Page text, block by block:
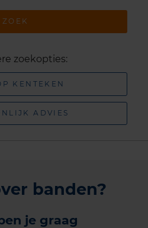
ZOEK
zoekopties:
KENTEKEN
ADVIES
banden?
je graag